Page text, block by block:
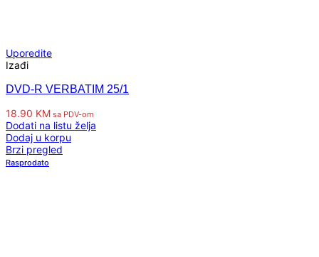
Uporedite
Izađi
DVD-R VERBATIM 25/1
18.90 KM sa PDV-om
Dodati na listu želja
Dodaj u korpu
Brzi pregled
Rasprodato